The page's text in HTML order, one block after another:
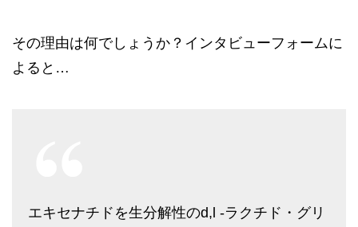
その理由は何でしょうか？インタビューフォームに
よると…
エキセナチドを生分解性のd,l -ラクチド・グリ